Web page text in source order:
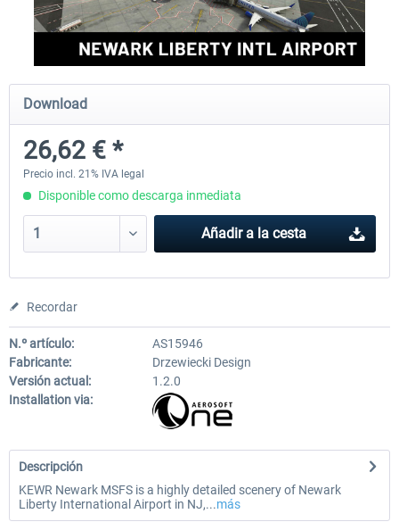
FSDG - Greenland Kulusuk MSFS Aerosoft Airport
Download
26,62 € *
Precio incl. 21% IVA legal
Disponible como descarga inmediata
Añadir a la cesta
Recordar
N.º artículo:
AS15946
Fabricante:
Drzewiecki Design
Versión actual:
1.2.0
Installation via:
Descripción
KEWR Newark MSFS is a highly detailed scenery of Newark
Liberty International Airport in NJ,...más